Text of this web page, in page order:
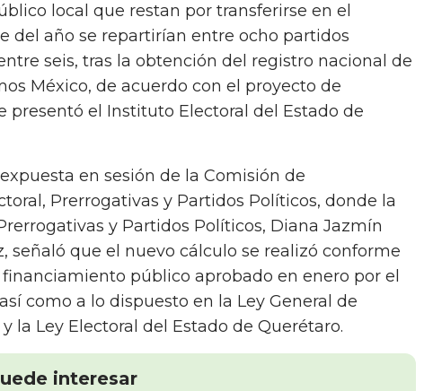
local que restan por transferirse en el
del año se repartirían entre ocho partidos
seis, tras la obtención del registro nacional de
México, de acuerdo con el proyecto de
presentó el Instituto Electoral del Estado de
en sesión de la Comisión de
Prerrogativas y Partidos Políticos, donde la
y Partidos Políticos, Diana Jazmín
señaló que el nuevo cálculo se realizó conforme
público aprobado en enero por el
como a lo dispuesto en la Ley General de
la Ley Electoral del Estado de Querétaro.
interesar